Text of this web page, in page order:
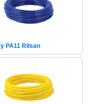
PA11 Rilsan